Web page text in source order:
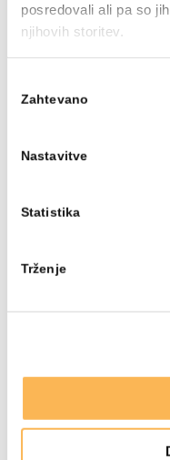
posredovali ali pa so
njihovih storitev.
soglasja
Zahtevano
Nastavitve
Statistika
Trženje